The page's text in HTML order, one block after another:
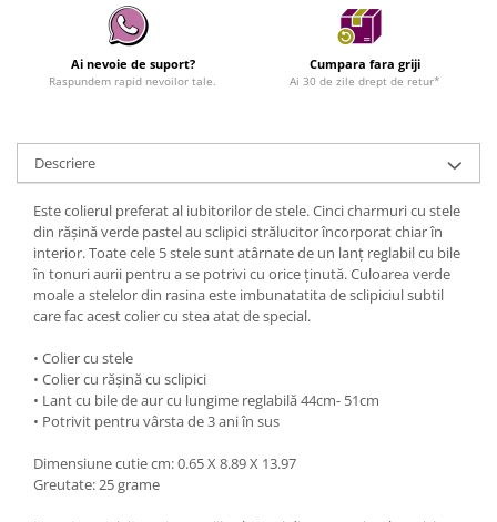
Ai nevoie de suport?
Raspundem rapid nevoilor tale.
Cumpara fara griji
Ai 30 de zile drept de retur*
Descriere
Este colierul preferat al iubitorilor de stele. Cinci charmuri cu stele
din rășină verde pastel au sclipici strălucitor încorporat chiar în
interior. Toate cele 5 stele sunt atârnate de un lanț reglabil cu bile
în tonuri aurii pentru a se potrivi cu orice ținută. Culoarea verde
moale a stelelor din rasina este imbunatatita de sclipiciul subtil
care fac acest colier cu stea atat de special.
• Colier cu stele
• Colier cu rășină cu sclipici
• Lant cu bile de aur cu lungime reglabilă 44cm- 51cm
• Potrivit pentru vârsta de 3 ani în sus
Dimensiune cutie cm: 0.65 X 8.89 X 13.97
Greutate: 25 grame